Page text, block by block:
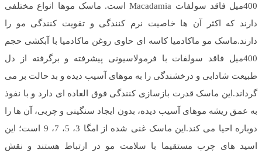
400میل فاقد سولفات Macadamia است. ماسک موها انواع مختلفی
دارند که اکثر آن ها خاصیت نرم کنندگی و تقویت کنندگی مو را
دارند.ماسک مو ماکادمیا کاسه ای حاوی روغن ماکادمیا با آبکشی حجم
400میل فاقد سولفات با فرمولاسیونی پیشرفته و برگرفته از دل
طبیعت شادابی و درخشندگی را به موهای آسیب دیده و بد حالت بر می
گرداند.این ماسک قدرت بازسازی کنندگی فوق العاده ای دارد و با نفوذ
به عمق ریشه موهای آسیب دیده، بدون ایجاد سنگینی و چربی، آن ها را
دوباره احیا می کند.این ماسک غنی شده از امگا 3، 5، 7، 9 است؛ این
اسید های چرب مستقیما با سلامت مو در ارتباط هستند و نقش